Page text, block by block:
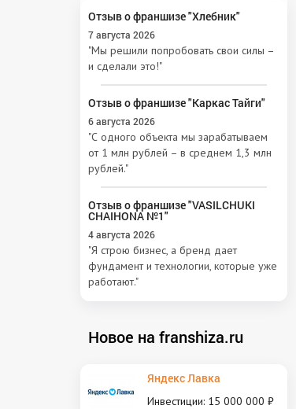
Отзыв о франшизе "Хлебник"
7 августа 2026
"Мы решили попробовать свои силы –
и сделали это!"
Отзыв о франшизе "Каркас Тайги"
6 августа 2026
"С одного объекта мы зарабатываем
от 1 млн рублей – в среднем 1,3 млн
рублей."
Отзыв о франшизе "VASILCHUKI
CHAIHONA №1"
4 августа 2026
"Я строю бизнес, а бренд дает
фундамент и технологии, которые уже
работают."
Новое на franshiza.ru
Яндекс Лавка
Инвестиции: 15 000 000 ₽